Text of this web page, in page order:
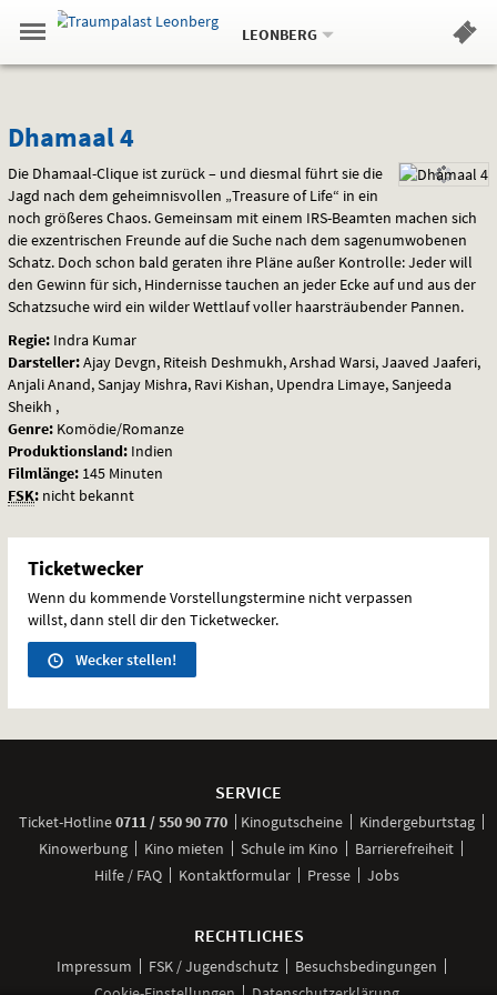
Springe
zum
,zum
.
Navigation
Gehe
zur
Standortauswahl
Standort:
LEONBERG.
Hinweis
Dhamaal
4
Dhamaal 4
Die Dhamaal-Clique ist zurück – und diesmal führt sie die
Jagd nach dem geheimnisvollen „Treasure of Life“ in ein
noch größeres Chaos. Gemeinsam mit einem IRS-Beamten machen sich
die exzentrischen Freunde auf die Suche nach dem sagenumwobenen
Schatz. Doch schon bald geraten ihre Pläne außer Kontrolle: Jeder will
den Gewinn für sich, Hindernisse tauchen an jeder Ecke auf und aus der
Schatzsuche wird ein wilder Wettlauf voller haarsträubender Pannen.
Regie: Indra Kumar
Darsteller:Ajay Devgn, Riteish Deshmukh, Arshad Warsi, Jaaved Jaaferi,
Anjali Anand, Sanjay Mishra, Ravi Kishan, Upendra Limaye, Sanjeeda
Sheikh ,
Genre: Komödie/Romanze
Produktionsland: Indien
Filmlänge: 145 Minuten
FSK: nicht bekannt
Ticketwecker
Wenn du kommende Vorstellungstermine nicht verpassen
willst, dann stell dir den Ticketwecker.
Wecker stellen!
SERVICE
Ticket-Hotline0711 / 550 90 770anrufen
Kinogutscheine
Kindergeburtstag
Kinowerbung
Kino mieten Schule im Kino
Barrierefreiheit
Hilfe / FAQ
Kontaktformular Presse Jobs
RECHTLICHES
Impressum FSK / Jugendschutz
Besuchsbedingungen